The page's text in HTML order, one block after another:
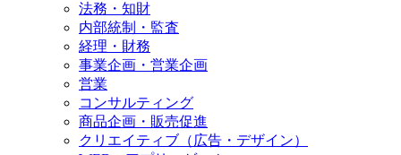
法務・知財
内部統制・監査
経理・財務
事業企画・営業企画
営業
コンサルティング
商品企画・販売促進
クリエイティブ（広告・デザイン）